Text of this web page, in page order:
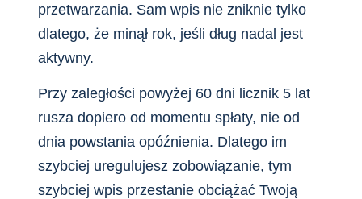
przetwarzania. Sam wpis nie zniknie tylko
dlatego, że minął rok, jeśli dług nadal jest
aktywny.
Przy zaległości powyżej 60 dni licznik 5 lat
rusza dopiero od momentu spłaty, nie od
dnia powstania opóźnienia. Dlatego im
szybciej uregulujesz zobowiązanie, tym
szybciej wpis przestanie obciążać Twoją